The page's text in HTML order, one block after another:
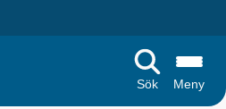
Sök
Meny